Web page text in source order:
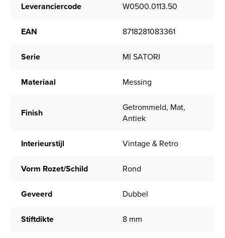
Leveranciercode W0500.0113.50
EAN 8718281083361
Serie MI SATORI
Materiaal Messing
Finish
Getrommeld, Mat,
Antiek
Interieurstijl Vintage & Retro
Vorm Rozet/Schild Rond
Geveerd Dubbel
Stiftdikte 8 mm